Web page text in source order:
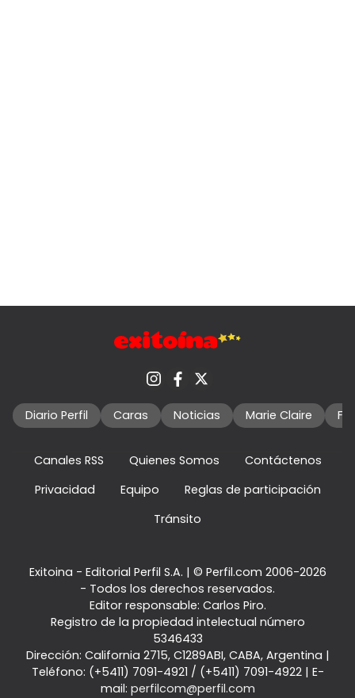
Diario Perfil Caras Noticias Marie Claire
Canales RSS Quienes Somos
Contáctenos
Privacidad
Equipo
Reglas de participación
Tránsito
Exitoina - Editorial Perfil S.A. | © Perfil.com 2006-2026
- Todos los derechos reservados.
Editor responsable: Carlos Piro.
Registro de la propiedad intelectual número
5346433
Dirección: California 2715, C1289ABI, CABA, Argentina |
Teléfono: (+5411) 7091-4921 / (+5411) 7091-4922| E-
mail: perfilcom@perfil.com